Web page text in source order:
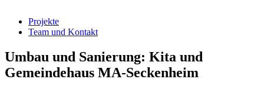
Projekte
Team und Kontakt
Umbau und Sanierung: Kita und
Gemeindehaus MA-Seckenheim